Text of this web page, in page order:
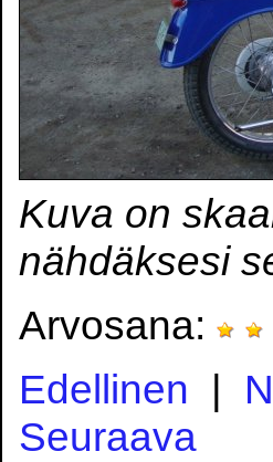
Kuva on
nähdäksesi
Arvosana:
Edellinen |
Seuraava